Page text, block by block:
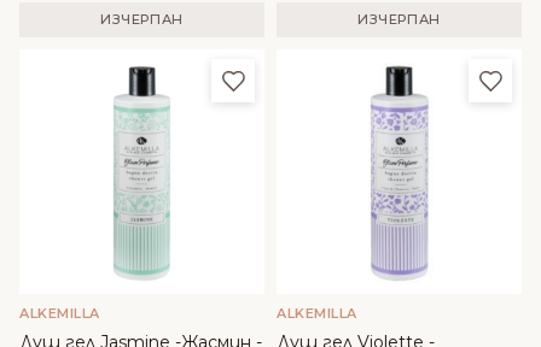
ИЗЧЕРПАН ИЗЧЕРПАН
Добави в любими
ALKEMILLA
Душ гел Jasmine -Жасмин -
ALKEMILLA
Душ гел Violette -